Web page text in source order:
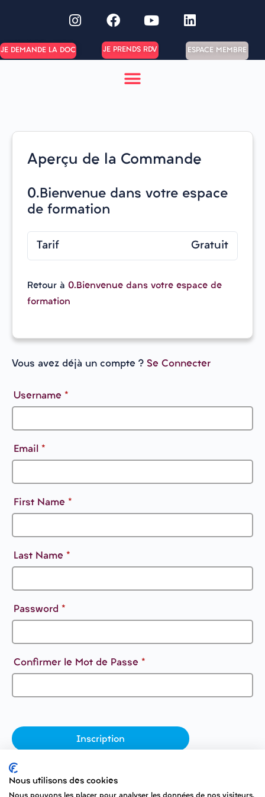
JE DEMANDE LA DOC JE PRENDS RDV ESPACE MEMBRE
Aperçu de la Commande
0.Bienvenue dans votre espace
de formation
Tarif Gratuit
Retour à 0.Bienvenue dans votre espace de
formation
Vous avez déjà un compte ? Se Connecter
Username *
Email *
First Name *
Last Name *
Password *
Confirmer le Mot de Passe *
Nous utilisons des cookies